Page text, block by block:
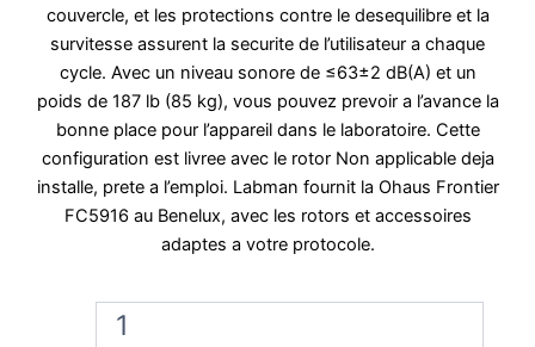
couvercle, et les protections contre le desequilibre et la
survitesse assurent la securite de l’utilisateur a chaque
cycle. Avec un niveau sonore de ≤63±2 dB(A) et un
poids de 187 lb (85 kg), vous pouvez prevoir a l’avance la
bonne place pour l’appareil dans le laboratoire. Cette
configuration est livree avec le rotor Non applicable deja
installe, prete a l’emploi. Labman fournit la Ohaus Frontier
FC5916 au Benelux, avec les rotors et accessoires
adaptes a votre protocole.
quantité